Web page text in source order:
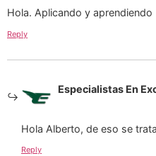
Hola. Aplicando y aprendiendo
Reply
Especialistas En
Hola Alberto, de eso se
Reply